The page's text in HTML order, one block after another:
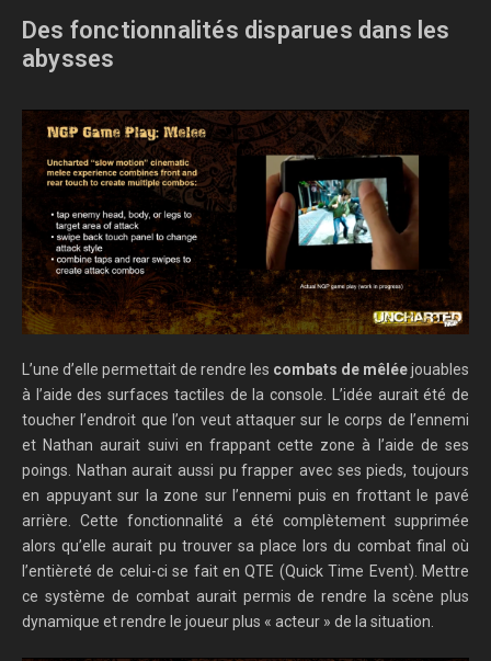
Des fonctionnalités disparues dans les
abysses
L’une d’elle permettait de rendre les combats de mêléejouables
à l’aide des surfaces tactiles de la console. L’idée aurait été de
toucher l’endroit que l’on veutattaquer sur le corps de l’ennemi
et Nathan aurait suivi en frappantcette zone à l’aide de ses
poings.
Nathan auraitaussi pufrapper avec ses pieds, toujours
en appuyant sur la zone sur l’ennemi puis en frottant le pavé
arrière. Cette fonctionnalité a été complètement supprimée
alors qu’elle aurait pu trouver sa place lors du combat final où
l’entièreté de celui-ci se fait en QTE (Quick Time Event) . Mettre
ce système de combat aurait permis de rendre la scène plus
dynamique et rendre le joueur plus « acteur » de la situation.